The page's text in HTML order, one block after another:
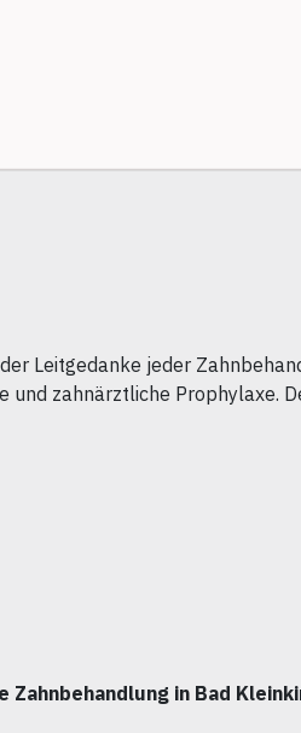
Leitgedanke jeder
zahnärztliche Prophylaxe.
Zahnbehandlung in Bad